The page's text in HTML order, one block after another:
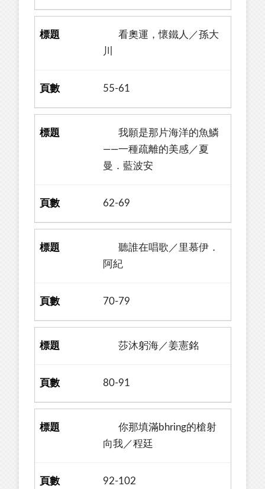
看奧運，懷鐵人／孫大
川
55-61
我願是那片海洋的魚鱗
——一種疏離的美感／夏
曼．藍波安
62-69
聽誰在唱歌／里慕伊．
阿紀
70-79
莎沐躬海／姜憲銘
80-91
你那填滿bhring的槍射
向我／程廷
92-102